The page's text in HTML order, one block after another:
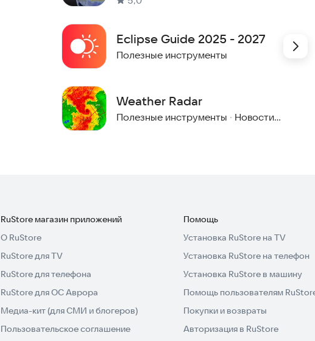
Eclipse Guide 2025 - 2027
Полезные инструменты
Weather Radar
Полезные инструменты · Новости и события
RuStore магазин приложений
О RuStore
RuStore для TV
RuStore для телефона
RuStore для ОС Аврора
Медиа-кит (для СМИ и блогеров)
Пользовательское соглашение
Помощь
Установка RuStore на TV
Установка RuStore на телефон
Установка RuStore в машину
Помощь пользователям
Покупки и возвраты
Авторизация в RuStore